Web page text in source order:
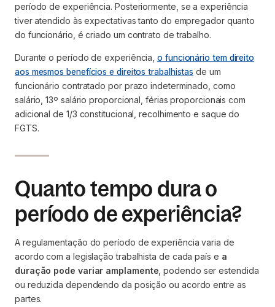
período de experiência. Posteriormente, se a experiência
tiver atendido às expectativas tanto do empregador quanto
do funcionário, é criado um contrato de trabalho.
Durante o período de experiência,o funcionário tem direito
aos mesmos benefícios e direitos trabalhistas de um
funcionário contratado por prazo indeterminado, como
salário, 13º salário proporcional, férias proporcionais com
adicional de 1/3 constitucional, recolhimento e saque do
FGTS.
Quanto tempo dura o
período de experiência?
A regulamentação do período de experiência varia de
acordo com a legislação trabalhista de cada país e a
duração pode variar amplamente , podendo ser estendida
ou reduzida dependendo da posição ou acordo entre as
partes.